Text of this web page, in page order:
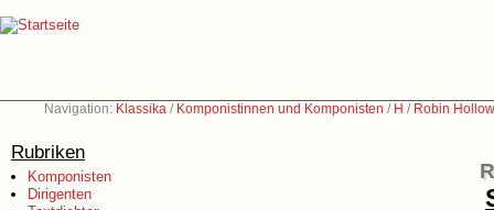
Navigation: Klassika / Komponistinnen und Komponisten / H / Robin
Rubriken
Komponisten
Dirigenten